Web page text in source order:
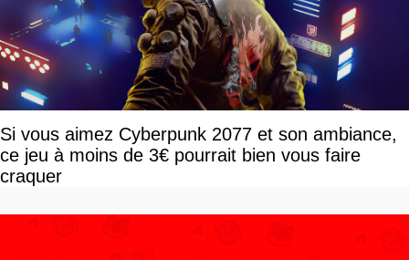
Si vous aimez Cyberpunk 2077 et son ambiance,
ce jeu à moins de 3€ pourrait bien vous faire
craquer